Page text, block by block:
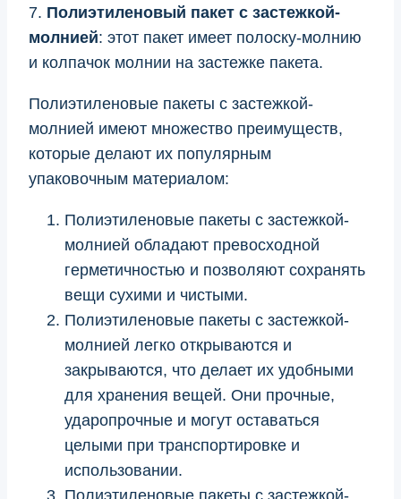
7. Полиэтиленовый пакет с застежкой-
молнией: этот пакет имеет полоску-молнию
и колпачок молнии на застежке пакета.
Полиэтиленовые пакеты с застежкой-
молнией имеют множество преимуществ,
которые делают их популярным
упаковочным материалом:
Полиэтиленовые пакеты с застежкой-
молнией обладают превосходной
герметичностью и позволяют сохранять
вещи сухими и чистыми.
Полиэтиленовые пакеты с застежкой-
молнией легко открываются и
закрываются, что делает их удобными
для хранения вещей. Они прочные,
ударопрочные и могут оставаться
целыми при транспортировке и
использовании.